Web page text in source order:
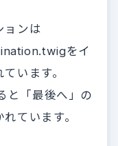
ョンは
をイ
います。
と「最後へ」の
ています。